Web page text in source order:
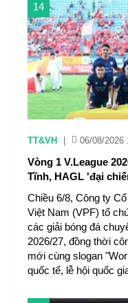
14
TT&VH 06/08/2026
Vòng 1 V.League
Tĩnh, HAGL 'đại
Chiều 6/8, Công ty
Việt Nam (VPF) tổ
các giải bóng đá
2026/27, đồng thời
mới cùng slogan
quốc tế, lễ hội quốc